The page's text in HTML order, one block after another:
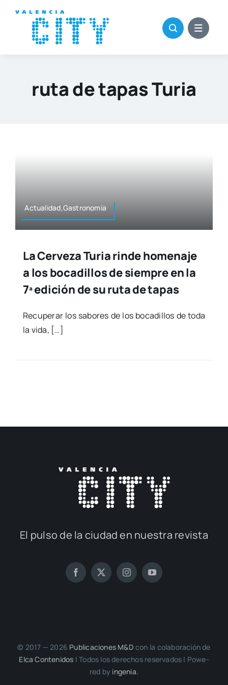
contenido
ruta de tapas Turia
Actualidad,Gastronomía
La Cerveza Turia rinde homenaje
a los bocadillos de siempre en la
7ª edición de su ruta de tapas
Recu­pe­rar los sabo­res de los boca­di­llos de toda
la vida, […]
El pul­so de la ciu­dad en nues­tra revis­ta
© 2017 — 2026 Publi­ca­cio­nes M&D con la cola­bo­ra­ción de
Elca Con­te­ni­dos | Todos los dere­chos reser­va­dos | Powe­
red by inge­nia.